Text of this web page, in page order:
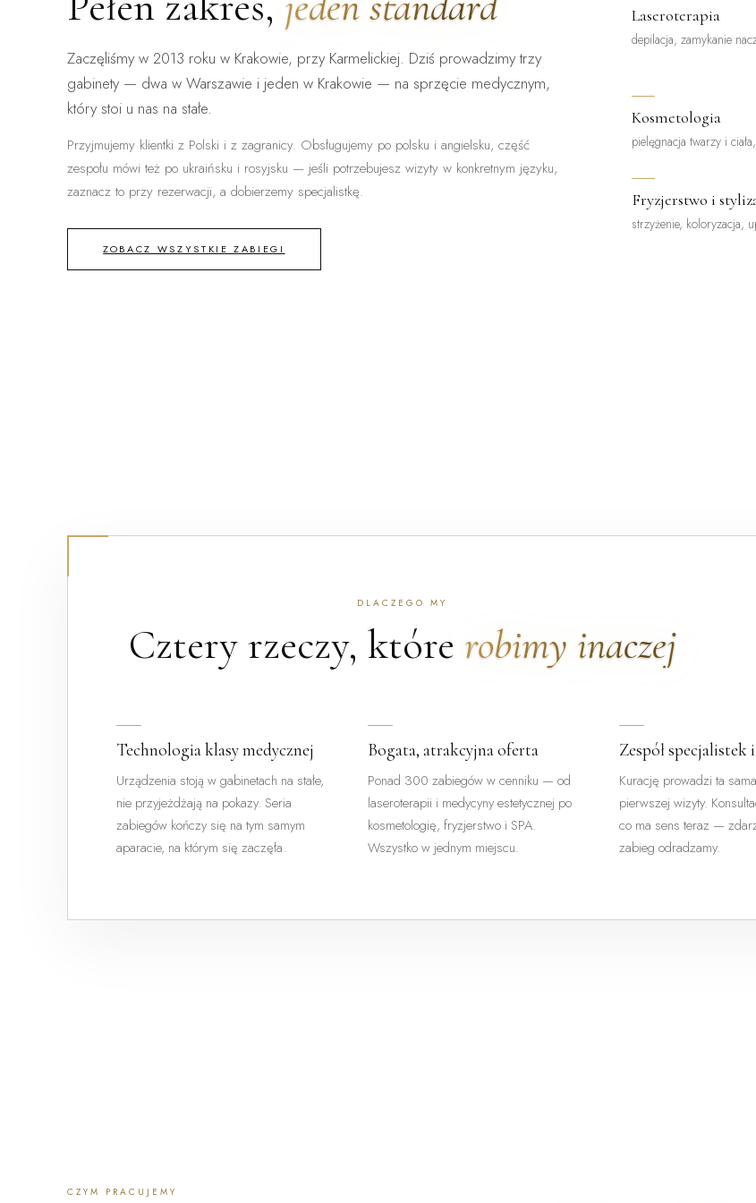
Zaczęliśmy w 2013 roku w Krakowie, przy Karmelickiej. Dziś prowadzimy trzy
gabinety — dwa w Warszawie i jeden w Krakowie — na sprzęcie medycznym,
który stoi u nas na stałe.
Przyjmujemy klientki z Polski i z zagranicy. Obsługujemy po polsku i angielsku, część
zespołu mówi też po ukraińsku i rosyjsku — jeśli potrzebujesz wizyty w konkretnym języku,
zaznacz to przy rezerwacji, a dobierzemy specjalistkę.
ZOBACZ WSZYSTKIE ZABIEGI
Laseroterapia
depilacja, zamykanie
Kosmetologia
pielęgnacja twarzy i
Fryzjerstwo i
strzyżenie, koloryzacja,
DLACZEGO MY
Cztery rzeczy, które robimy inaczej
Technologia klasy medycznej
Urządzenia stoją w gabinetach na stałe,
nie przyjeżdżają na pokazy. Seria
zabiegów kończy się na tym samym
aparacie, na którym się zaczęła.
Bogata, atrakcyjna oferta
Ponad 300 zabiegów w cenniku — od
laseroterapii i medycyny estetycznej po
kosmetologię, fryzjerstwo i SPA.
Wszystko w jednym miejscu.
Zespół specjalistek
Kurację prowadzi ta
pierwszej wizyty.
co ma sens teraz —
zabieg odradzamy.
CZYM PRACUJEMY